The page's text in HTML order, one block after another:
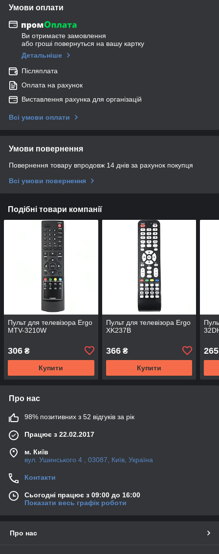
Умови оплати
Ви отримаєте замовлення
або гроші повернуться на вашу картку
Детальніше
Післяплата
Оплата на рахунок
Виставлення рахунка для організацій
Всі умови оплати
Умови повернення
Повернення товару впродовж 14 днів за рахунок покупця
Всі умови повернення
Подібні товари компанії
Пульт для телевізора Ergo
MTV-3210W
306 ₴
Купити
Пульт для телевізора Ergo
XK237B
366₴
Купити
265
Про нас
98% позитивних з 52 відгуків за рік
Працює з 22.02.2017
м. Київ
вул. Ушинського 4 , 03087, Київ, Україна
Контакти
Сьогодні працює з 09:00 до 16:00
Показати весь графік роботи
Про нас